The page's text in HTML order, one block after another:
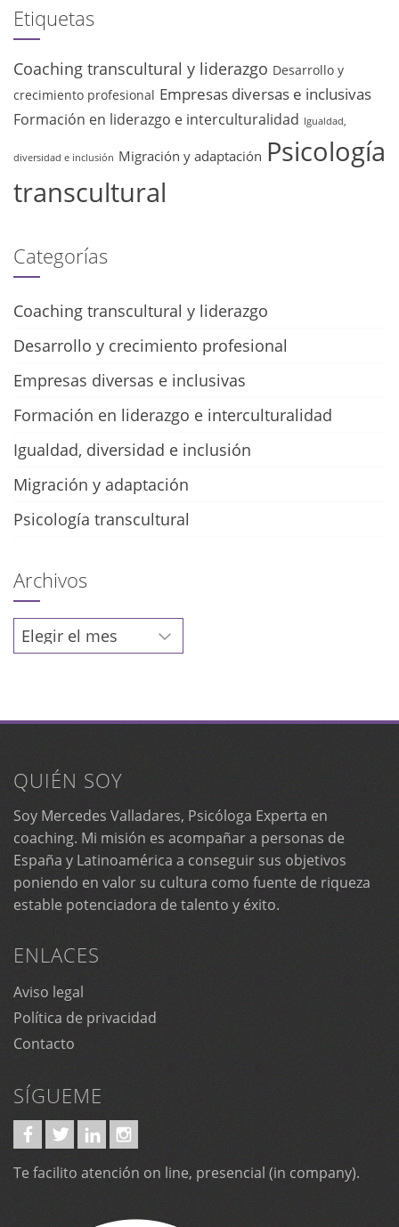
Etiquetas
Coaching transcultural y liderazgo Desarrollo y
crecimiento profesional Empresas diversas e inclusivas
Formación en liderazgo e interculturalidad Igualdad,
diversidad e inclusión Migración y adaptación Psicología
transcultural
Categorías
Coaching transcultural y liderazgo
Desarrollo y crecimiento profesional
Empresas diversas e inclusivas
Formación en liderazgo e interculturalidad
Igualdad, diversidad e inclusión
Migración y adaptación
Psicología transcultural
Archivos
Archivos
QUIÉN SOY
Soy Mercedes Valladares, Psicóloga Experta en
coaching. Mi misión es acompañar a personas de
España y Latinoamérica a conseguir sus objetivos
poniendo en valor su cultura como fuente de riqueza
estable potenciadora de talento y éxito.
ENLACES
Aviso legal
Política de privacidad
Contacto
SÍGUEME
Te facilito atención on line, presencial (in company).